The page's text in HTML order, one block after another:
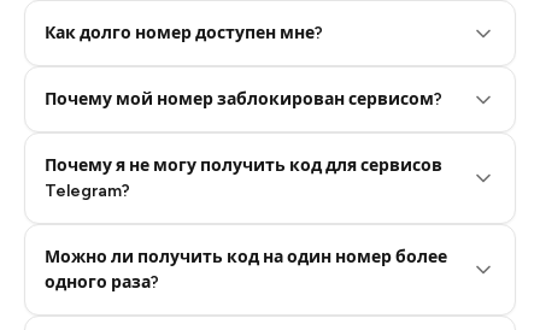
Как долго номер доступен мне?
Почему мой номер заблокирован сервисом?
Почему я не могу получить код для сервисов
Telegram?
Можно ли получить код на один номер более
одного раза?